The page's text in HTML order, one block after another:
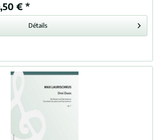
€ *
Détails